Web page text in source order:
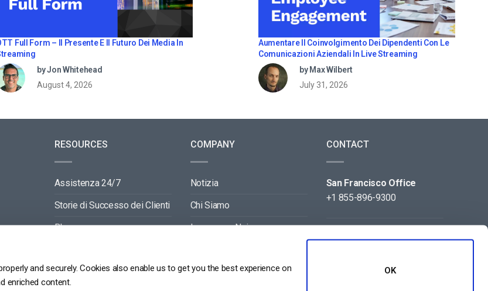
and securely. Cookies also enable us to get you the best experience on
enriched content.
OK
Full Form – Il Presente E Il Futuro Dei Media In
by Jon Whitehead
August 4, 2026
Aumentare Il Coinvolgimento Dei Dipendenti Con Le
Comunicazioni Aziendali In Live Streaming
by Max Wilbert
July 31, 2026
RESOURCES
Assistenza 24/7
Storie di Successo dei Clienti
Blog
Player API Documentation
COMPANY
Notizia
Chi Siamo
Lavora con Noi
Partners
CONTACT
San Francisco Office
+1 855-896-9300
Beijing Office
+86 105-123-5043